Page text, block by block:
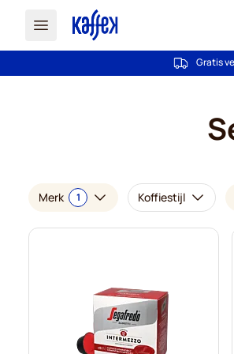
Gratis
Merk 1 Koffiestijl